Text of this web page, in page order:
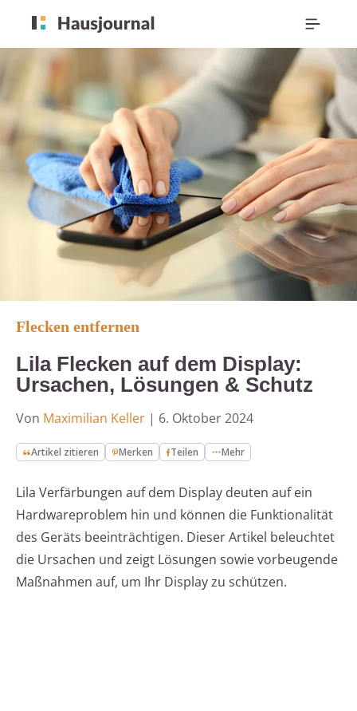
Flecken entfernen
Lila Flecken auf dem Display:
Ursachen, Lösungen & Schutz
Von Maximilian Keller | 6. Oktober 2024
Artikel zitieren Merken Teilen Mehr
Lila Verfärbungen auf dem Display deuten auf ein
Hardwareproblem hin und können die Funktionalität
des Geräts beeinträchtigen. Dieser Artikel beleuchtet
die Ursachen und zeigt Lösungen sowie vorbeugende
Maßnahmen auf, um Ihr Display zu schützen.